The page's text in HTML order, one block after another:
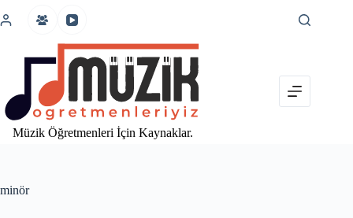
atla
Müzik Öğretmenleri İçin Kaynaklar.
minör